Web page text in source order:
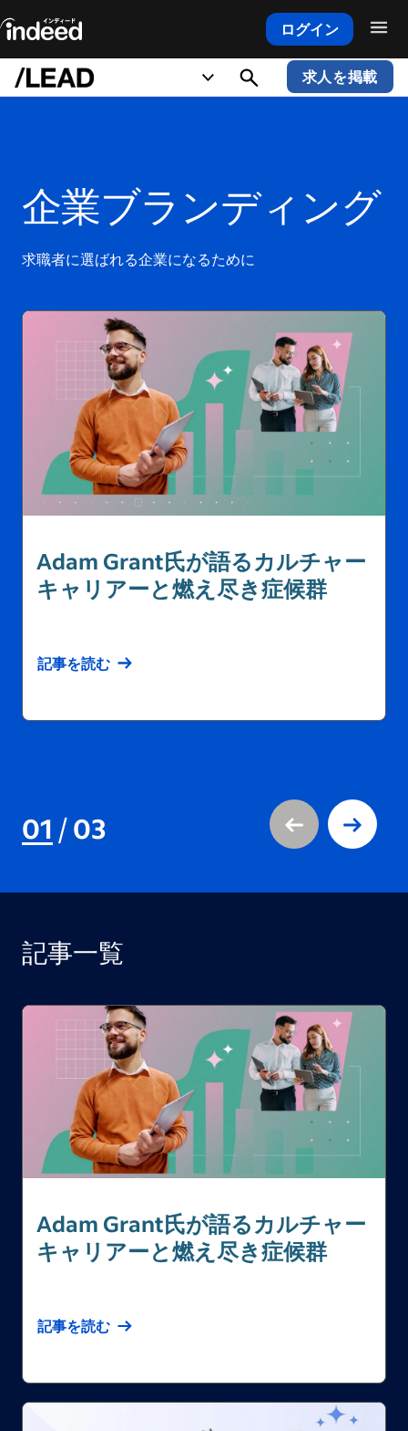
ログイン
メインコンテンツの開始 求人を掲載
企業ブランディング
求職者に選ばれる企業になるために
01 /03
Adam Grant氏が語るカルチャー
キャリアーと燃え尽き症候群
記事を読む
共感を得られる採用ブランドを
構築するには？
記事を読む
人材確保に役立つ！ 魅力的な会社
記事一覧
Adam Grant氏が語るカルチャー
キャリアーと燃え尽き症候群
記事を読む